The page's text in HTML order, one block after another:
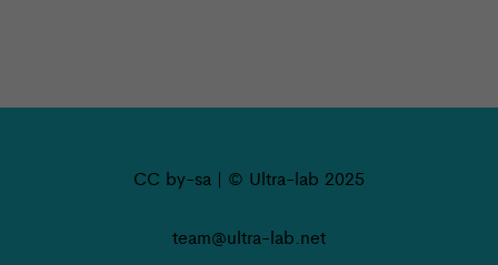
CC by-sa | © Ultra-lab 2025
team@ultra-lab.net